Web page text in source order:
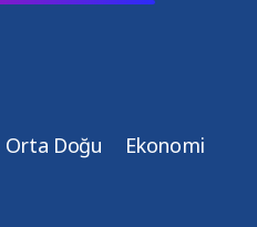
Orta Doğu Ekonomi